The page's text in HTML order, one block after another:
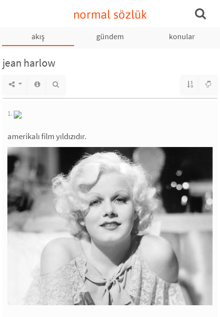
normal sözlük
akış gündem konular
jean harlow
1.
amerikalı film yıldızıdır.